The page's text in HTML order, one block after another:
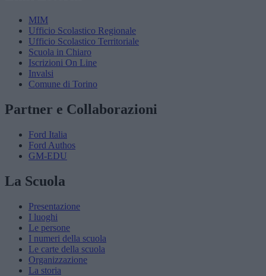
MIM
Ufficio Scolastico Regionale
Ufficio Scolastico Territoriale
Scuola in Chiaro
Iscrizioni On Line
Invalsi
Comune di Torino
Partner e Collaborazioni
Ford Italia
Ford Authos
GM-EDU
La Scuola
Presentazione
I luoghi
Le persone
I numeri della scuola
Le carte della scuola
Organizzazione
La storia